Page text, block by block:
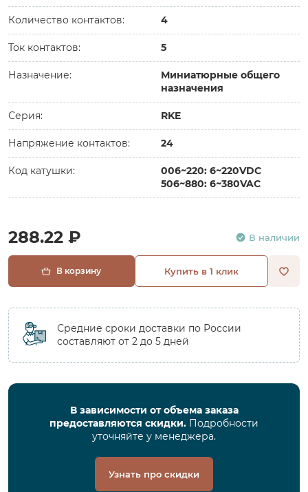
Количество контактов: 4
Ток контактов: 5
Назначение:
Миниатюрные общего
назначения
Серия: RKE
Напряжение контактов: 24
Код катушки:
006~220: 6~220VDC
506~880: 6~380VAC
288.22 ₽ В наличии
В корзину Купить в 1 клик
Средние сроки доставки по России
составляют от 2 до 5 дней
В зависимости от объема заказа
предоставляются скидки. Подробности
уточняйте у менеджера.
Узнать про скидки